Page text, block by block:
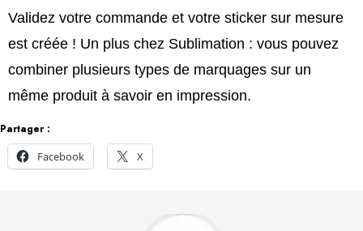
Validez votre commande et votre sticker sur mesure
est créée ! Un plus chez Sublimation : vous pouvez
combiner plusieurs types de marquages sur un
même produit à savoir en impression.
Partager :
Facebook
X